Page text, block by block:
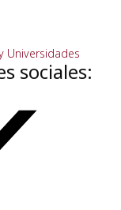
sociales: